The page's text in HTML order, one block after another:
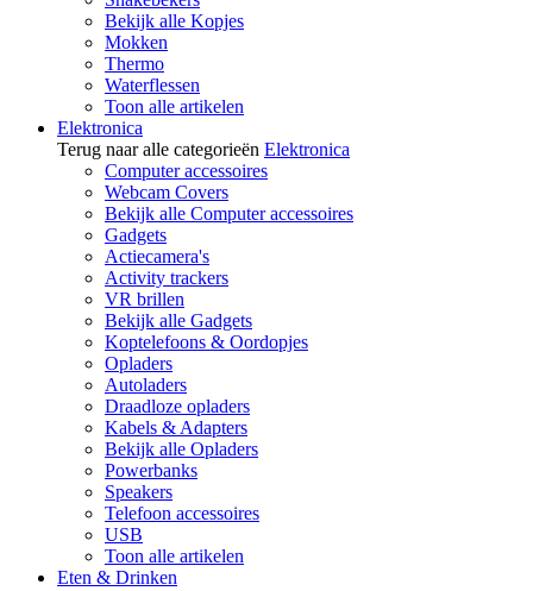
Bekijk alle Kopjes
Mokken
Thermo
Waterflessen
Toon alle artikelen
Elektronica
Terug naar alle categorieën Elektronica
Computer accessoires
Webcam Covers
Bekijk alle Computer accessoires
Gadgets
Actiecamera's
Activity trackers
VR brillen
Bekijk alle Gadgets
Koptelefoons & Oordopjes
Opladers
Autoladers
Draadloze opladers
Kabels & Adapters
Bekijk alle Opladers
Powerbanks
Speakers
Telefoon accessoires
USB
Toon alle artikelen
Eten & Drinken